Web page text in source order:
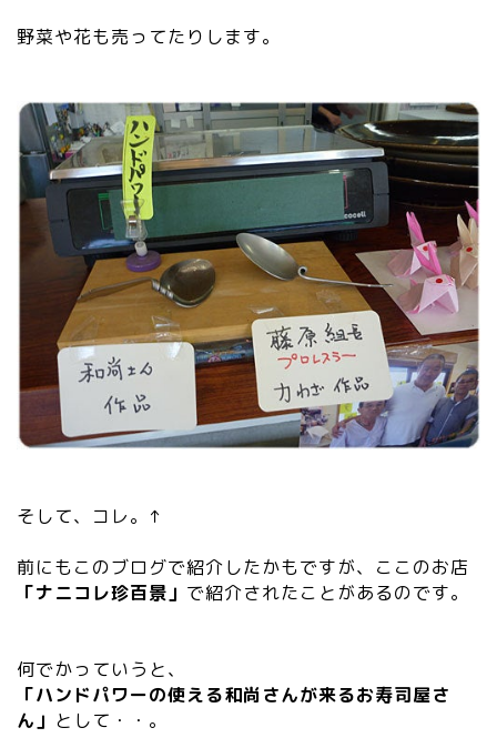
野菜や花も売ってたりします。
そして、コレ。↑
前にもこのブログで紹介したかもですが、ここのお店
「ナニコレ珍百景」 で紹介されたことがあるのです。
何でかっていうと、
「ハンドパワーの使える和尚さんが来るお寿司屋さ
ん」 として・・。